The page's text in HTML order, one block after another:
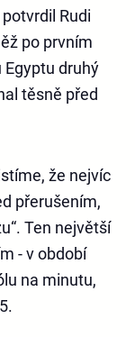
Rudi
po prvním
druhý
těsně před
že nejvíc
přerušením,
Ten největší
- v období
na minutu,